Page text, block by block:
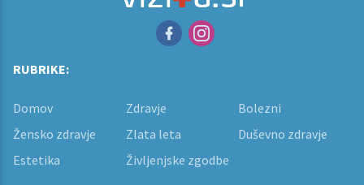
RUBRIKE:
Domov Zdravje
Bolezni
Žensko zdravje
Zlata leta
Duševno zdravje
Estetika
Življenjske zgodbe